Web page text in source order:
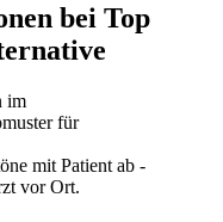
bei Top
mit Patient ab -
vor Ort.